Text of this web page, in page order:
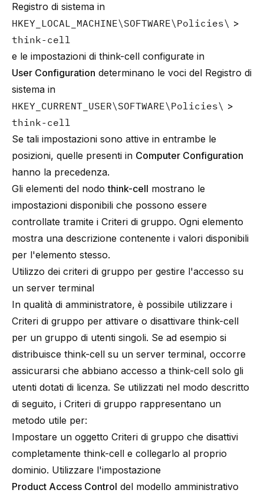
Registro di sistema in
HKEY_LOCAL_MACHINE\SOFTWARE\Policies\ >
think-cell
e le impostazioni di think-cell configurate in
User Configuration determinano le voci del Registro di
sistema in
HKEY_CURRENT_USER\SOFTWARE\Policies\ >
think-cell
Se tali impostazioni sono attive in entrambe le
posizioni, quelle presenti in Computer Configuration
hanno la precedenza.
Gli elementi del nodothink-cell mostrano le
impostazioni disponibili che possono essere
controllate tramite i Criteri di gruppo. Ogni elemento
mostra una descrizione contenente i valori disponibili
per l'elemento stesso.
Utilizzo dei criteri di gruppo per gestire l'accesso su
un server terminal
In qualità di amministratore, è possibile utilizzare i
Criteri di gruppo per attivare o disattivare think-cell
per un gruppo di utenti singoli. Se ad esempio si
distribuisce think-cell su un server terminal, occorre
assicurarsi che abbiano accesso a think-cell solo gli
utenti dotati di licenza. Se utilizzati nel modo descritto
di seguito, i Criteri di gruppo rappresentano un
metodo utile per:
Impostare un oggetto Criteri di gruppo che disattivi
completamente think-cell e collegarlo al proprio
dominio. Utilizzare l'impostazione
Product Access Control del modello amministrativo